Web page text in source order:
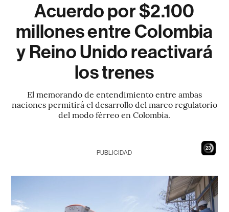
Acuerdo por $2.100
millones entre Colombia
y Reino Unido reactivará
los trenes
El memorando de entendimiento entre ambas
naciones permitirá el desarrollo del marco regulatorio
del modo férreo en Colombia.
21
PUBLICIDAD